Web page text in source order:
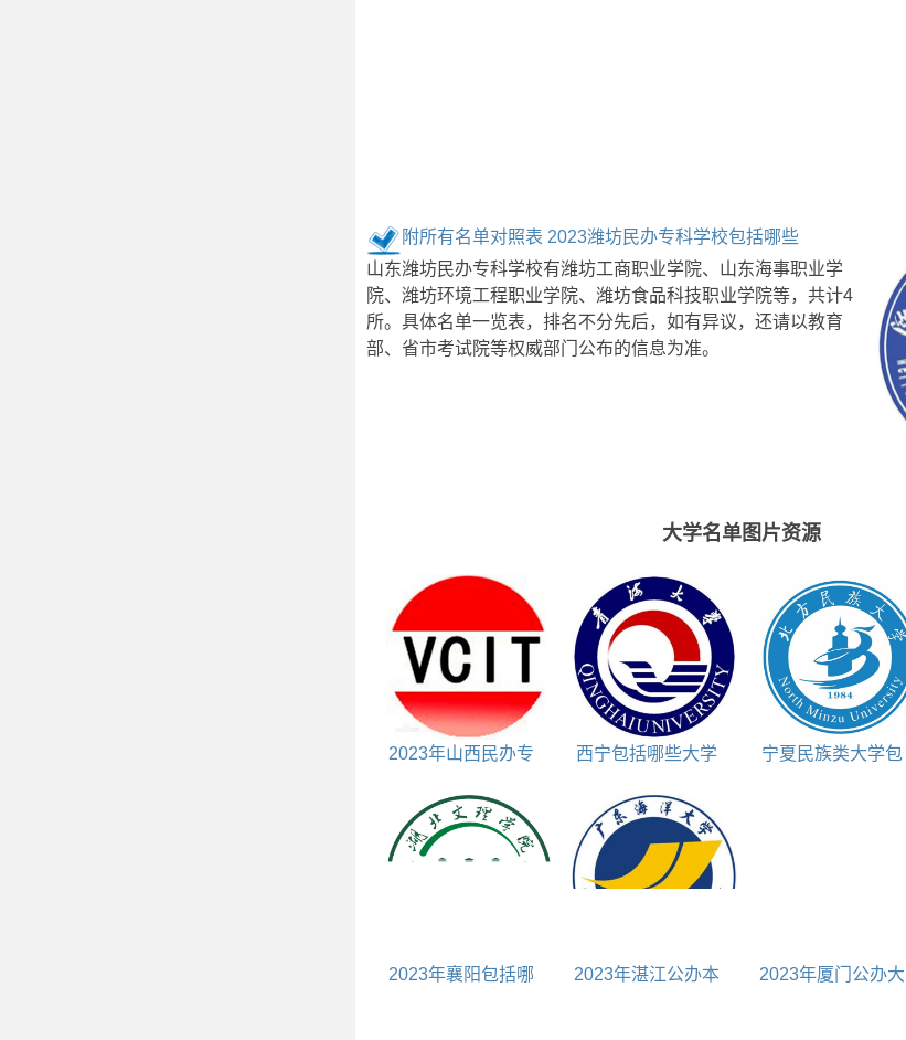
附所有名单对照表 2023潍坊民办专科学校包括哪些
山东潍坊民办专科学校有潍坊工商职业学院、山东海事职业学
院、潍坊环境工程职业学院、潍坊食品科技职业学院等，共计4
所。具体名单一览表，排名不分先后，如有异议，还请以教育
部、省市考试院等权威部门公布的信息为准。
大学名单图片资源
2023年山西民办专
西宁包括哪些大学
宁夏民族类大学包
2023年襄阳包括哪
2023年湛江公办本
2023年厦门公办大